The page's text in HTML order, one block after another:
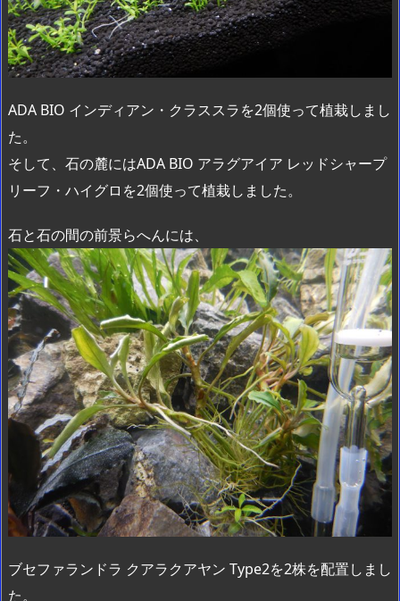
ADA BIO インディアン・クラススラを2個使って植栽しまし
た。
そして、石の麓にはADA BIO アラグアイア レッドシャープ
リーフ・ハイグロを2個使って植栽しました。
石と石の間の前景らへんには、
ブセファランドラ クアラクアヤン Type2を2株を配置しまし
た。